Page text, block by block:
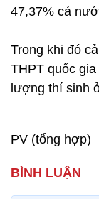
47,37% cả
Trong khi đó
THPT quốc
lượng thí sinh
PV (tổng hợp)